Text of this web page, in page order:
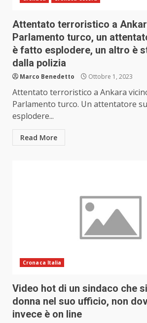
Attentato terroristico a
Parlamento turco, un
è fatto esplodere, un altro è
dalla polizia
Marco Benedetto Ottobre 1, 2023
Attentato terroristico a Ankara
Parlamento turco. Un attentatore
esplodere...
Read More
Cronaca Italia
Video hot di un sindaco che
donna nel suo ufficio, non
invece è on line